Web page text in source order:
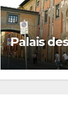
Palais